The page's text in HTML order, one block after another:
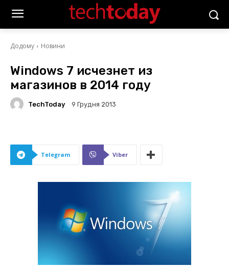
Додому Новини
Windows 7 исчезнет из
магазинов в 2014 году
TechToday 9 Грудня 2013
Telegram Viber